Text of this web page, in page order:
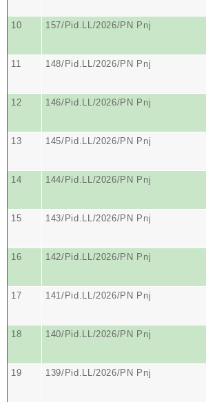
10 157/Pid.LL/2026/PN Pnj
11 148/Pid.LL/2026/PN Pnj
12 146/Pid.LL/2026/PN Pnj
13 145/Pid.LL/2026/PN Pnj
14 144/Pid.LL/2026/PN Pnj
15 143/Pid.LL/2026/PN Pnj
16 142/Pid.LL/2026/PN Pnj
17 141/Pid.LL/2026/PN Pnj
18 140/Pid.LL/2026/PN Pnj
19 139/Pid.LL/2026/PN Pnj